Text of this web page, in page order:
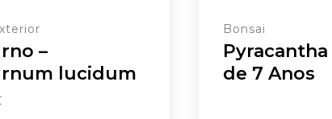
–
lucidum
Bonsai
Pyracantha
de 7 Anos